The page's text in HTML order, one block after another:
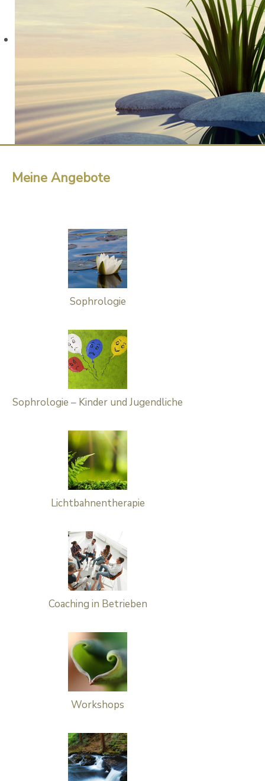
Meine Angebote
Sophrologie
Sophrologie – Kinder und Jugendliche
Lichtbahnentherapie
Coaching in Betrieben
Workshops